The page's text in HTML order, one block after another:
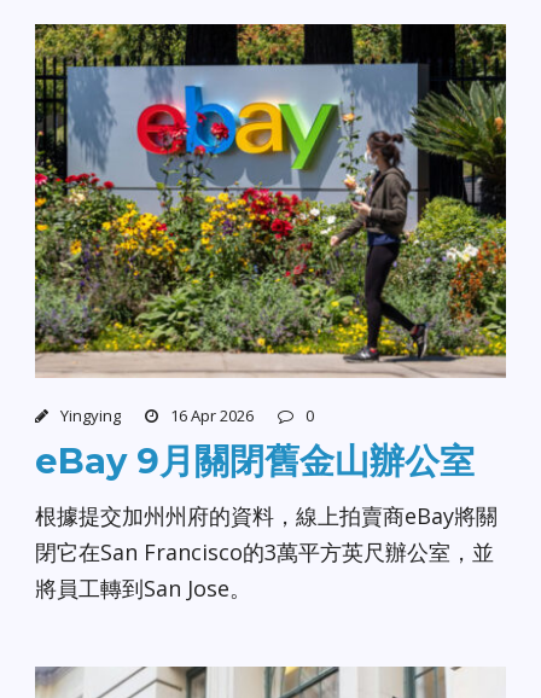
Yingying 16 Apr 2026 0
eBay 9月關閉舊金山辦公室
根據提交加州州府的資料，線上拍賣商eBay將關
閉它在San Francisco的3萬平方英尺辦公室，並
將員工轉到San Jose。